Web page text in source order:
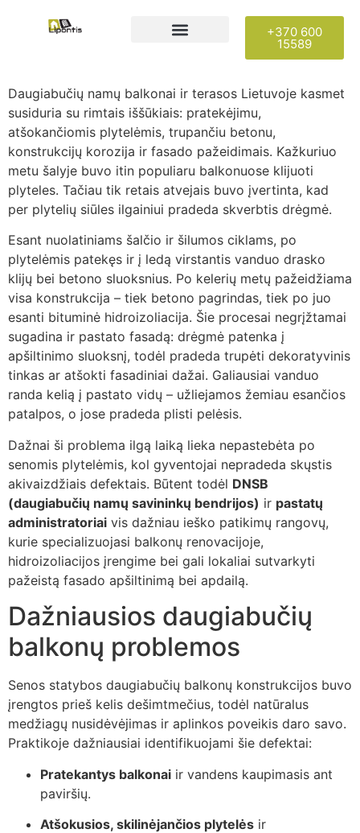
+370 600
15589
Daugiabučių namų balkonai ir terasos Lietuvoje kasmet
susiduria su rimtais iššūkiais: pratekėjimu,
atšokančiomis plytelėmis, trupančiu betonu,
konstrukcijų korozija ir fasado pažeidimais. Kažkuriuo
metu šalyje buvo itin populiaru balkonuose klijuoti
plyteles. Tačiau tik retais atvejais buvo įvertinta, kad
per plytelių siūles ilgainiui pradeda skverbtis drėgmė.
Esant nuolatiniams šalčio ir šilumos ciklams, po
plytelėmis patekęs ir į ledą virstantis vanduo drasko
klijų bei betono sluoksnius. Po kelerių metų pažeidžiama
visa konstrukcija – tiek betono pagrindas, tiek po juo
esanti bituminė hidroizoliacija. Šie procesai negrįžtamai
sugadina ir pastato fasadą: drėgmė patenka į
apšiltinimo sluoksnį, todėl pradeda trupėti dekoratyvinis
tinkas ar atšokti fasadiniai dažai. Galiausiai vanduo
randa kelią į pastato vidų – užliejamos žemiau esančios
patalpos, o jose pradeda plisti pelėsis.
Dažnai ši problema ilgą laiką lieka nepastebėta po
senomis plytelėmis, kol gyventojai nepradeda skųstis
akivaizdžiais defektais. Būtent todėl DNSB
(daugiabučių namų savininkų bendrijos) ir pastatų
administratoriai vis dažniau ieško patikimų rangovų,
kurie specializuojasi balkonų renovacijoje,
hidroizoliacijos įrengime bei gali lokaliai sutvarkyti
pažeistą fasado apšiltinimą bei apdailą.
Dažniausios daugiabučių
balkonų problemos
Senos statybos daugiabučių balkonų konstrukcijos buvo
įrengtos prieš kelis dešimtmečius, todėl natūralus
medžiagų nusidėvėjimas ir aplinkos poveikis daro savo.
Praktikoje dažniausiai identifikuojami šie defektai:
Pratekantys balkonai ir vandens kaupimasis ant
paviršių.
Atšokusios, skilinėjančios plytelės ir